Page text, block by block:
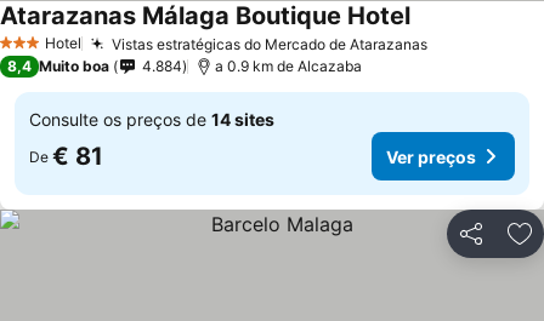
3 EstrelasHotel Vistas estratégicas do Mercado de Atarazanas
Atarazanas Málaga Boutique Hotel
8,4 Muito boa 4.884 a 0.9 km de Alcazaba
Consulte os preços de 14 sites
De € 81 Ver preços
Partilhar